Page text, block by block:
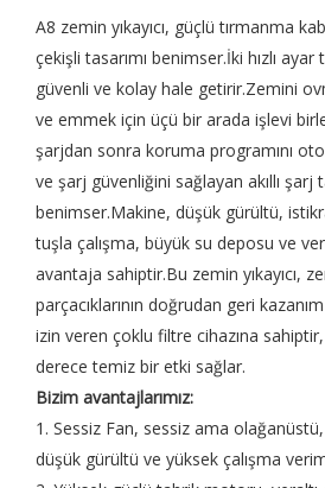
A8 zemin yıkayıcı, güçlü tırmanma
çekişli tasarımı benimser.İki hızlı ayar
güvenli ve kolay hale getirir.Zemini
ve emmek için üçü bir arada işlevi
şarjdan sonra koruma programını
ve şarj güvenliğini sağlayan akıllı şarj
benimser.Makine, düşük gürültü,
tuşla çalışma, büyük su deposu ve
avantaja sahiptir.Bu zemin yıkayıcı,
parçacıklarının doğrudan geri
izin veren çoklu filtre cihazına
derece temiz bir etki sağlar.
Bizim avantajlarımız:
1. Sessiz Fan, sessiz ama
düşük gürültü ve yüksek çalışma